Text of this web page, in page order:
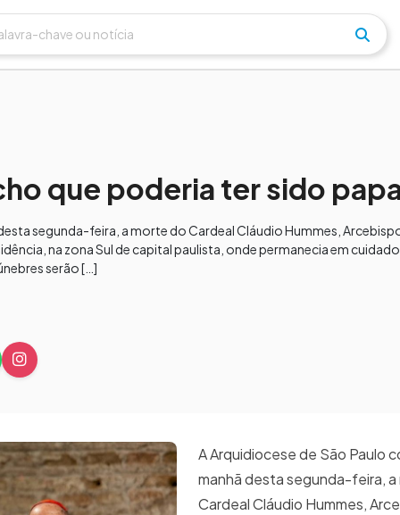
que poderia ter sido
segunda-feira, a morte do Cardeal Cláudio Hummes,
na zona Sul de capital paulista, onde permanecia em
serão […]
A Arquidiocese de São Paulo
manhã desta segunda-feira,
Cardeal Cláudio Hummes,